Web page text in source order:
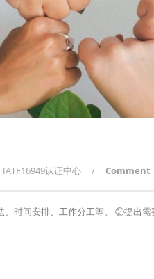
IATF16949认证中心 / Comment
时间安排、工作分工等。 ②提出需